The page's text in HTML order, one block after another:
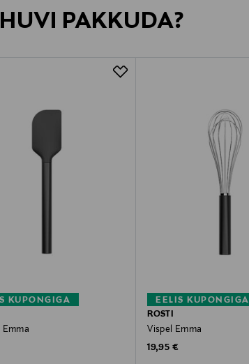
PAKKUDA?
KUPONGIGA
Emma
EELIS KUPONGIGA
ROSTI
Vispel Emma
Original Price
19,95 €